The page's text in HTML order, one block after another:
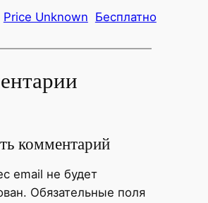
Price Unknown Бесплатно
комментарий
email не будет
Обязательные поля